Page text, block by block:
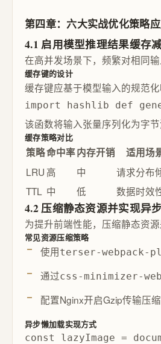
第四章：六大实战优化策略
4.1 启用模型推理结果缓存
在高并发场景下，频繁对相同
缓存键的设计
缓存键应基于模型输入的规范
import hashlib def
该函数将输入张量序列化为字
缓存策略对比
策略命中率内存开销
适用场
LRU 高 中
请求分布
TTL 中 低 数据时效
4.2 压缩静态资源并实现异
为提升前端性能，压缩静态资
常见资源压缩策略
使用terser-webpack-
通过css-minimizer-
配置Nginx开启Gzip传输压缩
异步懒加载实现方式
const lazyImage =